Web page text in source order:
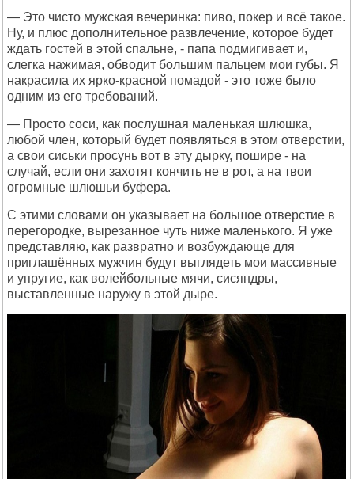
— Это чисто мужская вечеринка: пиво, покер и всё такое.
Ну, и плюс дополнительное развлечение, которое будет
ждать гостей в этой спальне, - папа подмигивает и,
слегка нажимая, обводит большим пальцем мои губы. Я
накрасила их ярко-красной помадой - это тоже было
одним из его требований.
— Просто соси, как послушная маленькая шлюшка,
любой член, который будет появляться в этом отверстии,
а свои сиськи просунь вот в эту дырку, пошире - на
случай, если они захотят кончить не в рот, а на твои
огромные шлюшьи буфера.
С этими словами он указывает на большое отверстие в
перегородке, вырезанное чуть ниже маленького. Я уже
представляю, как развратно и возбуждающе для
приглашённых мужчин будут выглядеть мои массивные
и упругие, как волейбольные мячи, сисяндры,
выставленные наружу в этой дыре.